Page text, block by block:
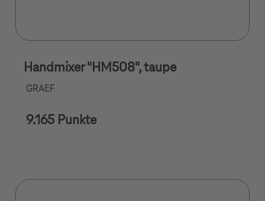
Handmixer "HM508", taupe
GRAEF
9.165 Punkte